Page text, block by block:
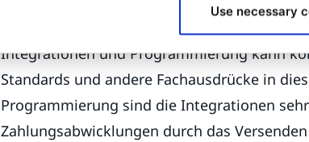
Use necessary
aber die Essenz ist die gleiche.
Integrationen und Programmierung kann
Standards und andere Fachausdrücke in
Programmierung sind die Integrationen
Zahlungsabwicklungen durch das